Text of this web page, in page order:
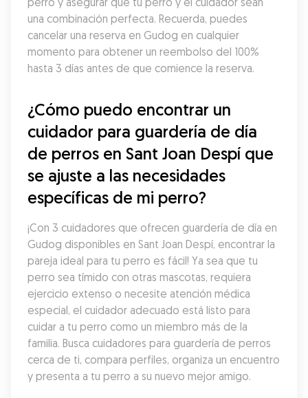
una combinación perfecta. Recuerda, puedes
cancelar una reserva en Gudog en cualquier
momento para obtener un reembolso del 100%
hasta 3 días antes de que comience la reserva.
¿Cómo puedo encontrar un
cuidador para guardería de día
de perros en Sant Joan Despí que
se ajuste a las necesidades
específicas de mi perro?
¡Con 3 cuidadores que ofrecen guardería de día en
Gudog disponibles en Sant Joan Despí, encontrar la
pareja ideal para tu perro es fácil! Ya sea que tu
perro sea tímido con otras mascotas, requiera
ejercicio extenso o necesite atención médica
especial, el cuidador adecuado está listo para
cuidar a tu perro como un miembro más de la
familia. Busca cuidadores para guardería de perros
cerca de ti, compara perfiles, organiza un encuentro
y presenta a tu perro a su nuevo mejor amigo.